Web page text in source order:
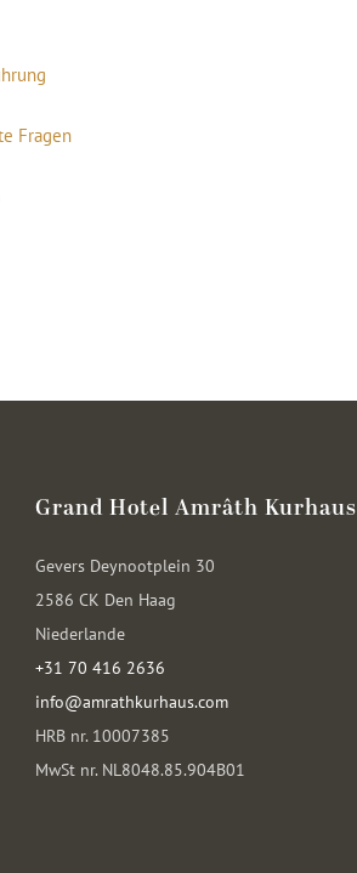
Fragen
Grand Hotel Amrâth Kurhaus
Gevers Deynootplein 30
2586 CK Den Haag
Niederlande
+31 70 416 2636
info@amrathkurhaus.com
HRB nr. 10007385
MwSt nr. NL8048.85.904B01